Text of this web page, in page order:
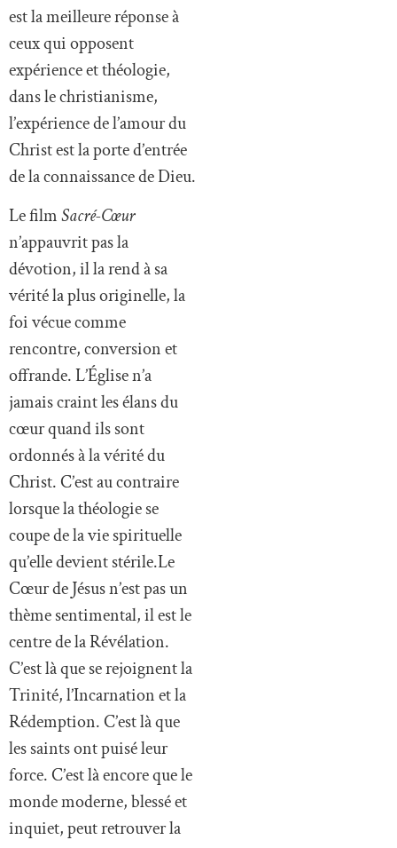
est la meilleure réponse à
ceux qui opposent
expérience et théologie,
dans le christianisme,
l’expérience de l’amour du
Christ est la porte d’entrée
de la connaissance de Dieu.
Le filmSacré-Cœur
n’appauvrit pas la
dévotion, il la rend à sa
vérité la plus originelle, la
foi vécue comme
rencontre, conversion et
offrande. L’Église n’a
jamais craint les élans du
cœur quand ils sont
ordonnés à la vérité du
Christ. C’est au contraire
lorsque la théologie se
coupe de la vie spirituelle
qu’elle devient stérile.Le
Cœur de Jésus n’est pas un
thème sentimental, il est le
centre de la Révélation.
C’est là que se rejoignent la
Trinité, l’Incarnation et la
Rédemption. C’est là que
les saints ont puisé leur
force. C’est là encore que le
monde moderne, blessé et
inquiet, peut retrouver la